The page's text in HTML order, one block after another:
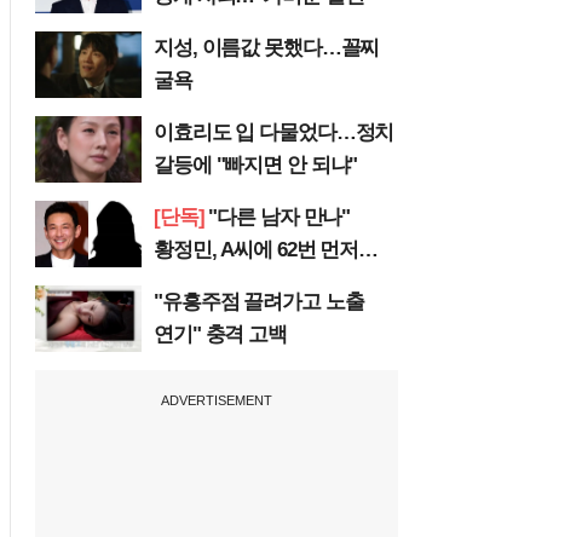
지성, 이름값 못했다…꼴찌
굴욕
이효리도 입 다물었다…정치
갈등에 "빠지면 안 되냐"
[단독]"다른 남자 만나"
황정민, A씨에 62번 먼저
"유흥주점 끌려가고 노출
연기" 충격 고백
ADVERTISEMENT